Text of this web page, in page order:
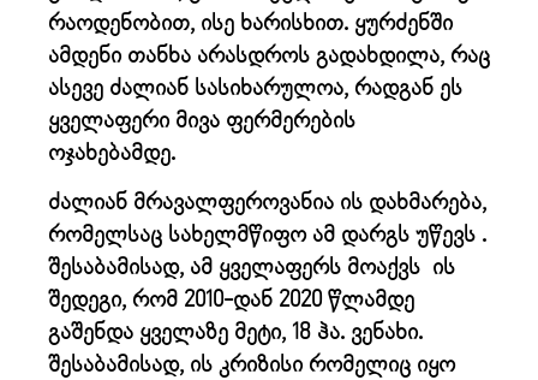
რაოდენობით, ისე ხარისხით. ყურძენში
ამდენი თანხა არასდროს გადახდილა, რაც
ასევე ძალიან სასიხარულოა, რადგან ეს
ყველაფერი მივა ფერმერების
ოჯახებამდე.
ძალიან მრავალფეროვანია ის დახმარება,
რომელსაც სახელმწიფო ამ დარგს უწევს .
შესაბამისად, ამ ყველაფერს მოაქვს ის
შედეგი, რომ 2010-დან 2020 წლამდე
გაშენდა ყველაზე მეტი, 18 ჰა. ვენახი.
შესაბამისად, ის კრიზისი რომელიც იყო